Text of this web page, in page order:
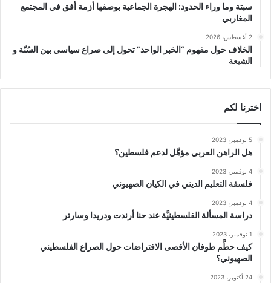
سبتة وما وراء الحدود: الهجرة الجماعية بوصفها أزمة أفق في المجتمع
المغاربي
2 أغسطس، 2026
الخلاف حول مفهوم “الخبر الواحد” تحول إلى صراع سياسي بين السُنّة و
الشيعة
اخترنا لكم
5 نوفمبر، 2023
هل الراهن العربي مؤهَّل لدعم فلسطين؟
4 نوفمبر، 2023
فلسفة التعليم الديني في الكيان الصهيوني
4 نوفمبر، 2023
دراسة المسألة الفلسطينيَّة عند حنا أرندت ودريدا وسارتر
1 نوفمبر، 2023
كيف حطَّم طوفان الأقصى الافتراضات حول الصراع الفلسطيني
الصهيوني؟
24 أكتوبر، 2023